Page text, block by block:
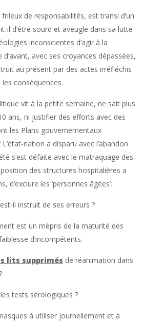
frileux de responsabilités, est transi d’un
il d’être sourd et aveugle dans sa lutte
inconscientes d’agir à la
avec ses croyances dépassées,
au présent par des actes irréfléchis
conséquences.
vit à la petite semaine, ne sait plus
ans, ni justifier des efforts avec des
les Plans gouvernementaux
nation a disparu avec l’abandon
s’est défaite avec le matraquage des
des structures hospitalières a
d’exclure les ‘personnes âgées’.
il instruit de ses erreurs ?
est un mépris de la maturité des
d’incompétents.
lits supprimés de réanimation dans
tests sérologiques ?
à utiliser journellement et à